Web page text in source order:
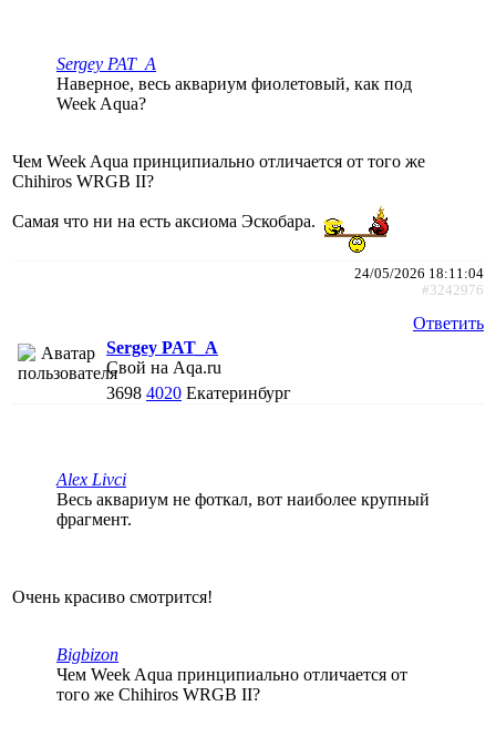
Sergey PAT_A
Наверное, весь аквариум фиолетовый, как под
Week Aqua?
Чем Week Aqua принципиально отличается от того же
Chihiros WRGB II?
Самая что ни на есть аксиома Эскобара.
24/05/2026 18:11:04
#3242976
Ответить
Sergey PAT_A
Свой на Aqa.ru
3698 4020 Екатеринбург
Alex Livci
Весь аквариум не фоткал, вот наиболее крупный
фрагмент.
Очень красиво смотрится!
Bigbizon
Чем Week Aqua принципиально отличается от
того же Chihiros WRGB II?